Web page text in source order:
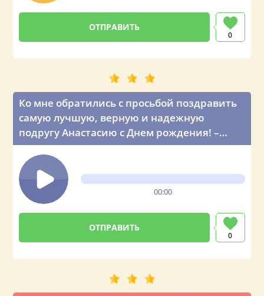
0
Ко мне обратились с просьбой поздравить
самую лучшую, верную и надежную
подругу Анастасию с Днем рождения! –
голосовое поздравление от главы
государства
00:00
0